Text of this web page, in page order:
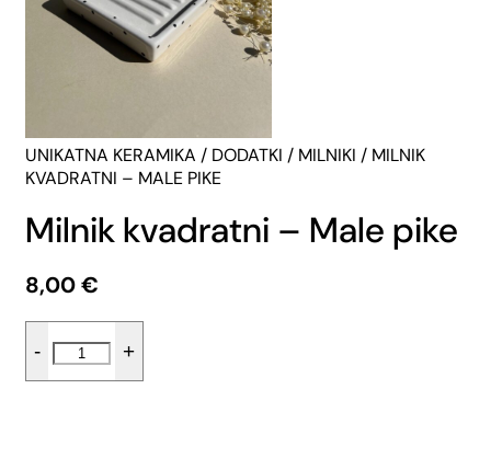
UNIKATNA KERAMIKA / DODATKI / MILNIKI / MILNIK
KVADRATNI – MALE PIKE
Milnik kvadratni – Male pike
8,00€
-
kvadratni
-
+